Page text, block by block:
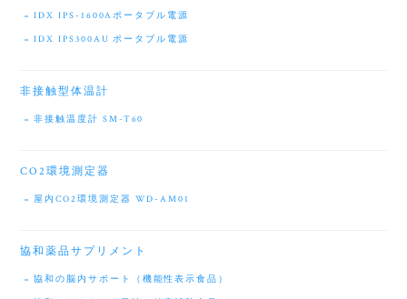
IDX IPS-1600Aポータブル電源
IDX IPS300AU ポータブル電源
非接触型体温計
非接触温度計 SM-T60
CO2環境測定器
屋内CO2環境測定器 WD-AM01
協和薬品サプリメント
協和の脳内サポート（機能性表示食品）